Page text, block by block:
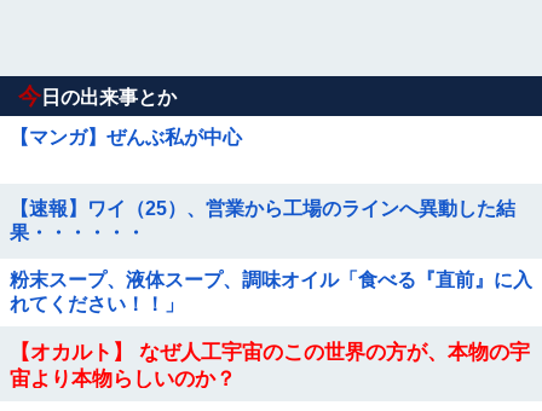
今 日の出来事とか
【マンガ】ぜんぶ私が中心
【速報】ワイ（25）、営業から工場のラインへ異動した結
果・・・・・・
粉末スープ、液体スープ、調味オイル「食べる『直前』に入
れてください！！」
【オカルト】 なぜ人工宇宙のこの世界の方が、本物の宇
宙より本物らしいのか？